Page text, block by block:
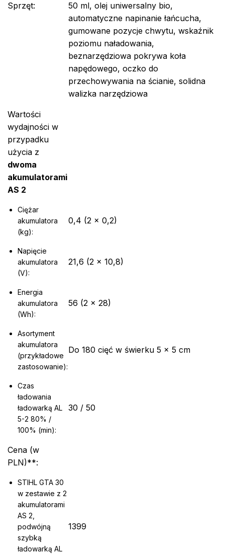
Sprzęt:
50 ml, olej uniwersalny bio,
automatyczne napinanie łańcucha,
gumowane pozycje chwytu, wskaźnik
poziomu naładowania,
beznarzędziowa pokrywa koła
napędowego, oczko do
przechowywania na ścianie, solidna
walizka narzędziowa
Wartości
wydajności w
przypadku
użycia z
dwoma
akumulatorami
AS 2
Ciężar
akumulatora
(kg):
0,4 (2 × 0,2)
Napięcie
akumulatora
(V):
21,6 (2 × 10,8)
Energia
akumulatora
(Wh):
56 (2 × 28)
Asortyment
akumulatora
(przykładowe
zastosowanie):
Do 180 cięć w świerku 5 × 5 cm
Czas
ładowania
ładowarką AL
5-2 80% /
100% (min):
30 / 50
Cena (w
PLN)**:
STIHL GTA 30
w zestawie z 2
akumulatorami
AS 2,
podwójną
szybką
ładowarką AL
1399